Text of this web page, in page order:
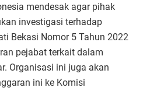
mendesak agar pihak
investigasi terhadap
Bekasi Nomor 5 Tahun 2022
pejabat terkait dalam
Organisasi ini juga akan
ini ke Komisi